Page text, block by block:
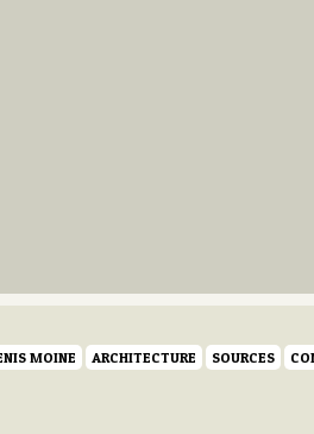
MOINE ARCHITECTURE SOURCES